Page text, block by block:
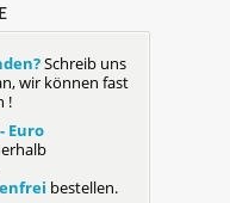
Schreib uns
wir können fast
!
Euro
bestellen.